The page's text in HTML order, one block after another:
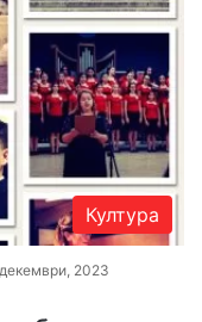
Култура
2023